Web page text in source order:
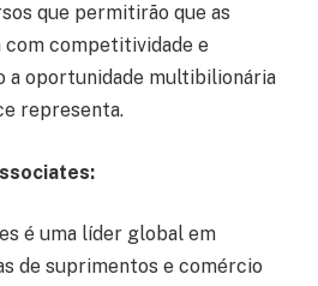
que permitirão que as
com competitividade e
a oportunidade multibilionária
representa.
é uma líder global em
de suprimentos e comércio